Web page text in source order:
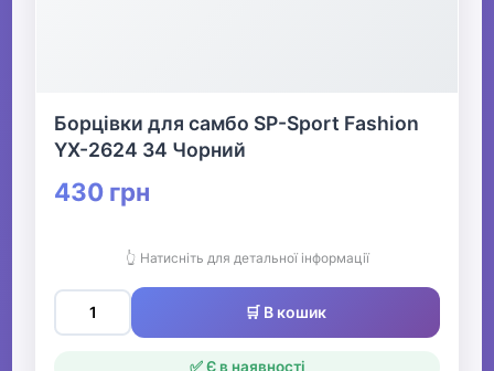
Борцівки для самбо SP-Sport Fashion
YX-2624 34 Чорний
430 грн
👆 Натисніть для детальної інформації
🛒 В кошик
✅ Є в наявності